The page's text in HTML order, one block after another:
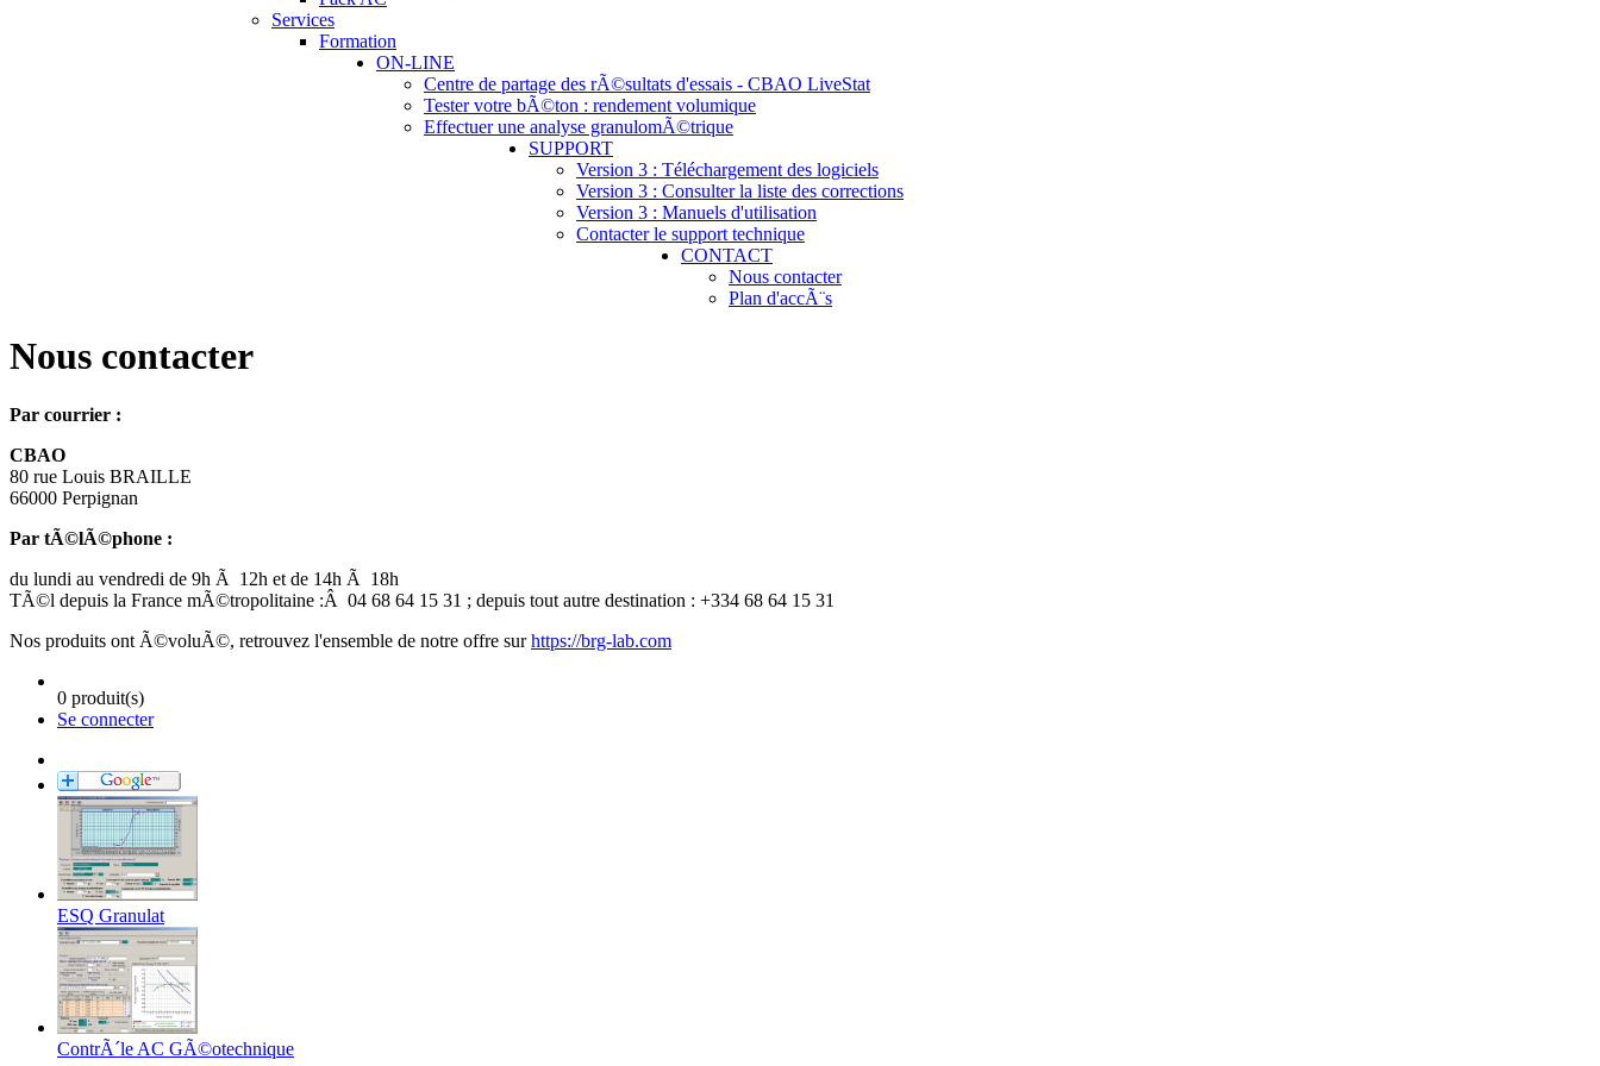
Services
Formation
ON-LINE
Centre de partage des rÃ©sultats d'essais - CBAO LiveStat
Tester votre bÃ©ton : rendement volumique
Effectuer une analyse granulomÃ©trique
SUPPORT
Version 3 : Téléchargement des logiciels
Version 3 : Consulter la liste des corrections
Version 3 : Manuels d'utilisation
Contacter le support technique
CONTACT
Nous contacter
Plan d'accÃ¨s
Nous contacter
Par courrier :
CBAO
80 rue Louis BRAILLE
66000 Perpignan
Par tÃ©lÃ©phone :
du lundi au vendredi de 9h Ã 12h et de 14h Ã 18h
TÃ©l depuis la France mÃ©tropolitaine :Â 04 68 64 15 31 ; depuis tout autre destination : +334 68 64 15 31
Nos produits ont Ã©voluÃ©, retrouvez l'ensemble de notre offre surhttps://brg-lab.com
0 produit(s)
Se connecter
ESQ Granulat
ContrÃ´le AC GÃ©otechnique